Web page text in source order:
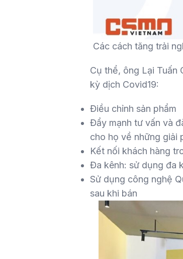
Các cách tăng trải
Cụ thể, ông Lại Tuấn
kỳ dịch Covid19:
Điều chỉnh sản phẩm
Đẩy mạnh tư vấn và
cho họ về những giải
Kết nối khách hàng
Đa kênh: sử dụng đa
Sử dụng công nghệ
sau khi bán